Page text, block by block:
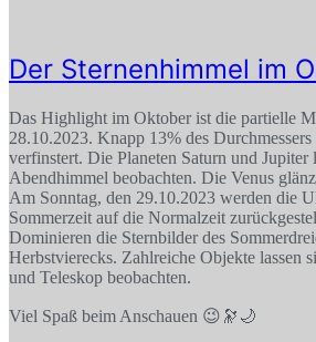
Der Sternenhimmel im
Das Highlight im Oktober ist die partielle
28.10.2023. Knapp 13% des
verfinstert. Die Planeten Saturn und Jupiter
Abendhimmel beobachten. Die Venus
Am Sonntag, den 29.10.2023 werden die
Sommerzeit auf die Normalzeit
Dominieren die Sternbilder des
Herbstvierecks. Zahlreiche Objekte lassen
und Teleskop beobachten.
Viel Spaß beim Anschauen 😉🔭🌙